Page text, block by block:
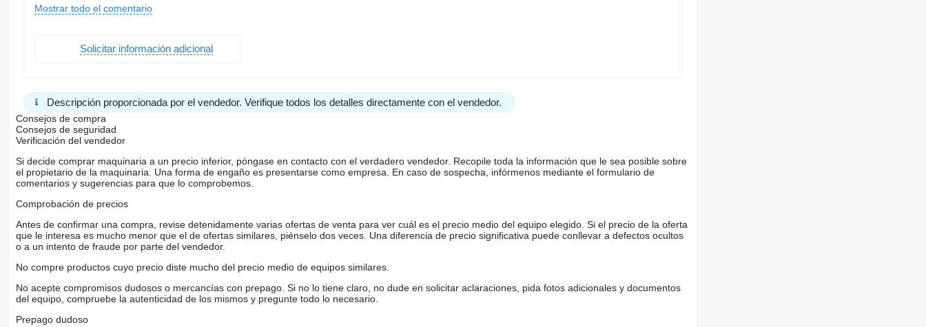
---> Euro 4 Polski ETOLL Euro 5
---> Podłoga szyna deska
---> Blenda przeciw słoneczna
---> Rozstaw osi 5,80m
---> Tył na poduszce przód resor
---> Stan bardzo dobry , pojazd gotowy do pracy
INNE W OFERCIE
VIBER/WHATSAPP: mostrar contactos
Mostrar todo el comentario
Solicitar información adicional
Descripción proporcionada por el vendedor. Verifique todos los detalles directamente con el vendedor.
Consejos de compra
Consejos de seguridad
Verificación del vendedor
Si decide comprar maquinaria a un precio inferior, póngase en contacto con el verdadero vendedor. Recopile toda la información que le sea posible sobre
el propietario de la maquinaria. Una forma de engaño es presentarse como empresa. En caso de sospecha, infórmenos mediante el formulario de
comentarios y sugerencias para que lo comprobemos.
Comprobación de precios
Antes de confirmar una compra, revise detenidamente varias ofertas de venta para ver cuál es el precio medio del equipo elegido. Si el precio de la oferta
que le interesa es mucho menor que el de ofertas similares, piénselo dos veces. Una diferencia de precio significativa puede conllevar a defectos ocultos
o a un intento de fraude por parte del vendedor.
No compre productos cuyo precio diste mucho del precio medio de equipos similares.
No acepte compromisos dudosos o mercancías con prepago. Si no lo tiene claro, no dude en solicitar aclaraciones, pida fotos adicionales y documentos
del equipo, compruebe la autenticidad de los mismos y pregunte todo lo necesario.
Prepago dudoso